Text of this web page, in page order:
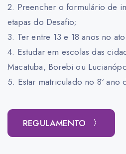
2. Preencher o formulário de
etapas do Desafio;
3. Ter entre 13 e 18 anos no
4. Estudar em escolas das
Macatuba, Borebi ou
5. Estar matriculado no 8º ano
REGULAMENTO